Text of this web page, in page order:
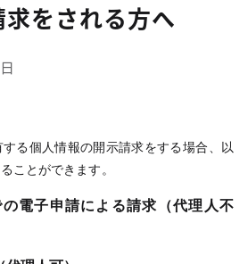
をされる方へ
る個人情報の開示請求をする場合、以
ことができます。
電子申請による請求（代理人不